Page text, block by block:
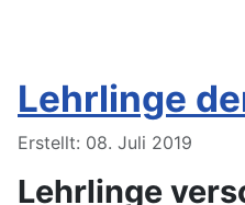
Lehrlinge
Details
Erstellt: 08. Juli 2019
Lehrlinge